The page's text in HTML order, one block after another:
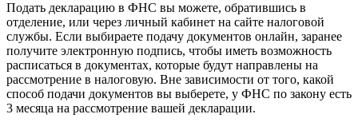
Подать декларацию в ФНС вы можете, обратившись в
отделение, или через личный кабинет на сайте налоговой
службы. Если выбираете подачу документов онлайн, заранее
получите электронную подпись, чтобы иметь возможность
расписаться в документах, которые будут направлены на
рассмотрение в налоговую. Вне зависимости от того, какой
способ подачи документов вы выберете, у ФНС по закону есть
3 месяца на рассмотрение вашей декларации.